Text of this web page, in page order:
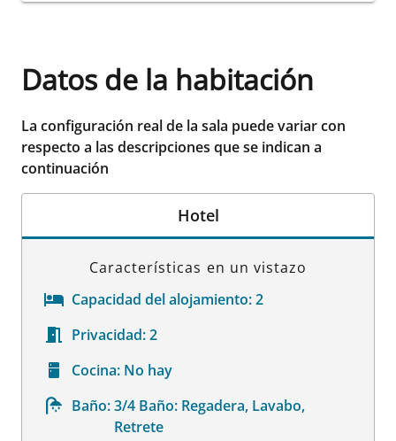
Datos de la habitación
La configuración real de la sala puede variar con
respecto a las descripciones que se indican a
continuación
Hotel
Características en un vistazo
Capacidad del alojamiento:2
Privacidad:2
Cocina: No hay
Baño: 3/4 Baño: Regadera, Lavabo,
Retrete